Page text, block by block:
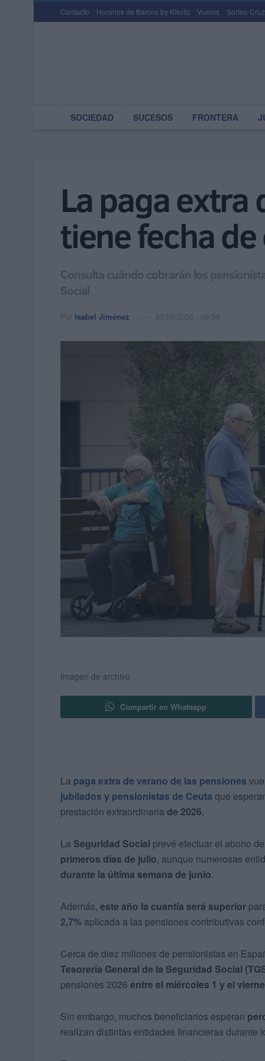
Contacto Horarios de Barcos by Kikoto Vuelos Sorteo
SOCIEDAD SUCESOS FRONTERA
La paga extra
tiene fecha
Consulta cuándo cobrarán los
Social
Por Isabel Jiménez 27/05/2026 - 08:34
Imagen de archivo
Compartir en Whatsapp
La paga extra de verano de las pensiones
jubilados y pensionistas de Ceuta que
prestación extraordinaria de 2026.
La Seguridad Social prevé efectuar el abono
primeros días de julio, aunque numerosas
durante la última semana de junio.
Además, este año la cuantía será superior
2,7% aplicada a las pensiones contributivas
Cerca de diez millones de pensionistas en
Tesorería General de la Seguridad Social
pensiones 2026 entre el miércoles 1 y el
Sin embargo, muchos beneficiarios esperan
realizan distintas entidades financieras durante